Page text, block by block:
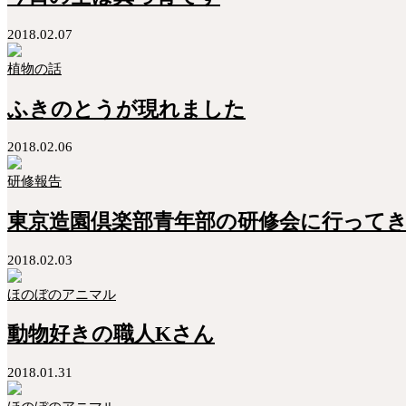
2018.02.07
植物の話
ふきのとうが現れました
2018.02.06
研修報告
東京造園倶楽部青年部の研修会に行って
2018.02.03
ほのぼのアニマル
動物好きの職人Kさん
2018.01.31